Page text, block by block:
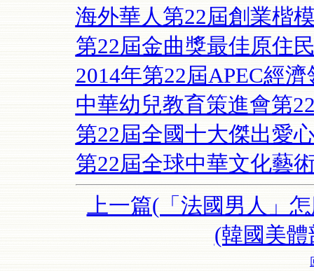
海外華人第22屆創業楷
第22屆金曲獎最佳原住
2014年第22屆APEC經
中華幼兒教育策進會第
第22屆全國十大傑出愛
第22屆全球中華文化藝
上一篇(「法國男人」
(韓國美